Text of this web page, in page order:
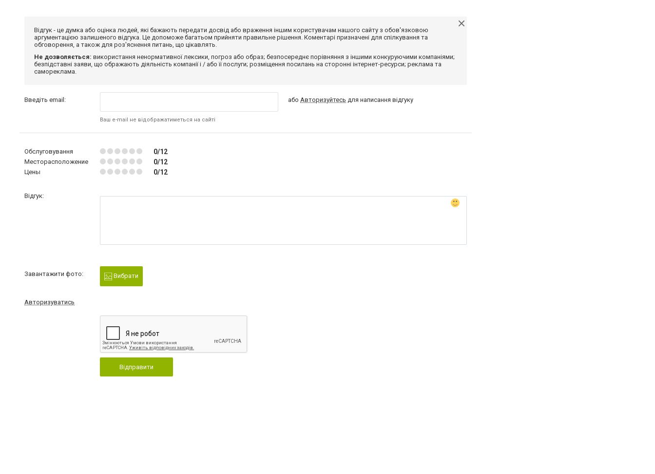
Відгук - це думка або оцінка людей, які бажають передати досвід або враження іншим користувачам нашого сайту з обов'язковою
аргументацією залишеного відгука. Це допоможе багатьом прийняти правильне рішення. Коментарі призначені для спілкування та
обговорення, а також для роз'яснення питань, що цікавлять.
Не дозволяється: використання ненормативної лексики, погроз або образ; безпосереднє порівняння з іншими конкуруючими компаніями;
безпідставні заяви, що ображають діяльність компанії і / або її послуги; розміщення посилань на сторонні інтернет-ресурси; реклама та
самореклама.
Введіть email:
Ваш e-mail не відображатиметься на сайті
абоАвторизуйтесь для написання відгуку
Обслуговування 0/12
Месторасположение 0/12
Цены 0/12
Відгук:
Завантажити фото: Вибрати
Авторизуватись
Відправити